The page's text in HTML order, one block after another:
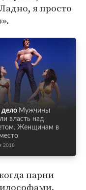
я просто
дело Мужчины
власть над
Женщинам в
2018
парни